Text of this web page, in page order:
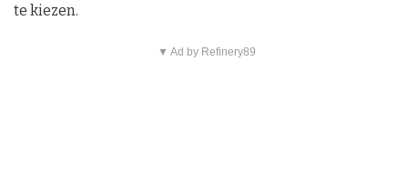
te kiezen.
▼ Ad by Refinery89